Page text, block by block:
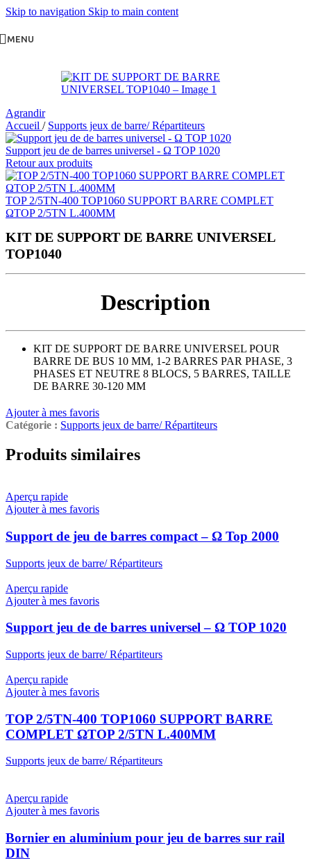
Skip to navigation Skip to main content
MENU
Agrandir
Accueil / Supports jeux de barre/ Répartiteurs
Support jeu de de barres universel - Ω TOP 1020
Retour aux produits
TOP 2/5TN-400 TOP1060 SUPPORT BARRE COMPLET
ΩTOP 2/5TN L.400MM
KIT DE SUPPORT DE BARRE UNIVERSEL
TOP1040
Description
KIT DE SUPPORT DE BARRE UNIVERSEL POUR
BARRE DE BUS 10 MM, 1-2 BARRES PAR PHASE, 3
PHASES ET NEUTRE 8 BLOCS, 5 BARRES, TAILLE
DE BARRE 30-120 MM
Ajouter à mes favoris
Catégorie : Supports jeux de barre/ Répartiteurs
Produits similaires
Aperçu rapide
Ajouter à mes favoris
Support de jeu de barres compact – Ω Top 2000
Supports jeux de barre/ Répartiteurs
Aperçu rapide
Ajouter à mes favoris
Support jeu de de barres universel – Ω TOP 1020
Supports jeux de barre/ Répartiteurs
Aperçu rapide
Ajouter à mes favoris
TOP 2/5TN-400 TOP1060 SUPPORT BARRE
COMPLET ΩTOP 2/5TN L.400MM
Supports jeux de barre/ Répartiteurs
Aperçu rapide
Ajouter à mes favoris
Bornier en aluminium pour jeu de barres sur rail
DIN